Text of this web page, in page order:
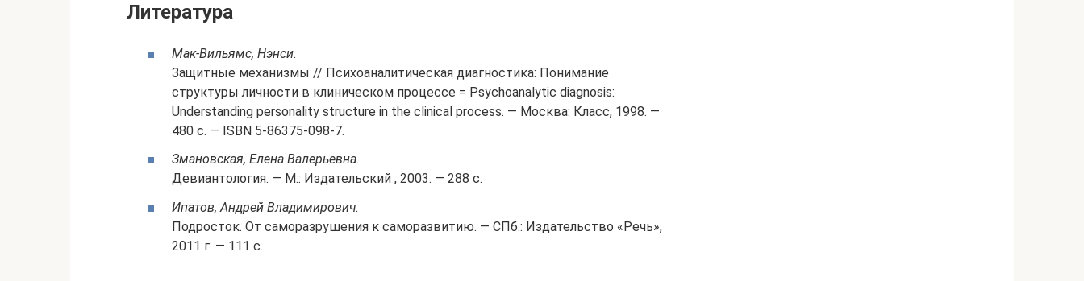
Литература
Мак-Вильямс, Нэнси.
Защитные механизмы // Психоаналитическая диагностика: Понимание
структуры личности в клиническом процессе = Psychoanalytic diagnosis:
Understanding personality structure in the clinical process. — Москва: Класс, 1998. —
480 с. — ISBN 5-86375-098-7.
Змановская, Елена Валерьевна.
Девиантология. — М.: Издательский , 2003. — 288 с.
Ипатов, Андрей Владимирович.
Подросток. От саморазрушения к саморазвитию. — СПб.: Издательство «Речь»,
2011 г. — 111 с.